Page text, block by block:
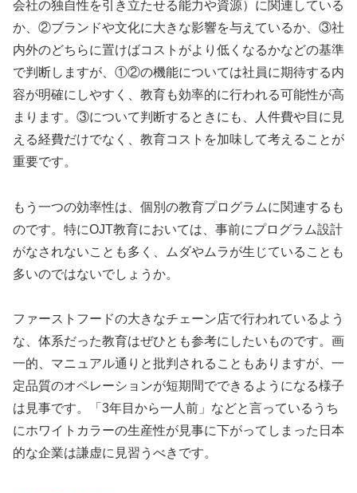
会社の独自性を引き立たせる能力や資源）に関連している
か、②ブランドや文化に大きな影響を与えているか、③社
内外のどちらに置けばコストがより低くなるかなどの基準
で判断しますが、①②の機能については社員に期待する内
容が明確にしやすく、教育も効率的に行われる可能性が高
まります。③について判断するときにも、人件費や目に見
える経費だけでなく、教育コストを加味して考えることが
重要です。
もう一つの効率性は、個別の教育プログラムに関連するも
のです。特にOJT教育においては、事前にプログラム設計
がなされないことも多く、ムダやムラが生じていることも
多いのではないでしょうか。
ファーストフードの大きなチェーン店で行われているよう
な、体系だった教育はぜひとも参考にしたいものです。画
一的、マニュアル通りと批判されることもありますが、一
定品質のオペレーションが短期間でできるようになる様子
は見事です。「3年目から一人前」などと言っているうち
にホワイトカラーの生産性が見事に下がってしまった日本
的な企業は謙虚に見習うべきです。